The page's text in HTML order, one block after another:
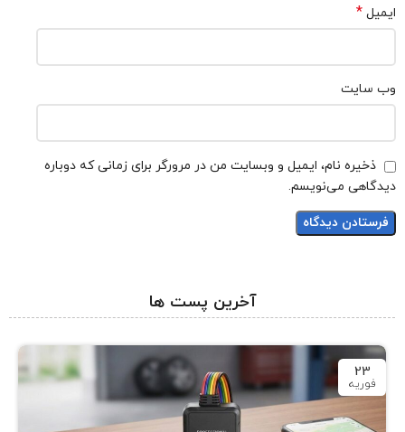
ایمیل *
وب‌ سایت
ذخیره نام، ایمیل و وبسایت من در مرورگر برای زمانی که دوباره
دیدگاهی می‌نویسم.
آخرین پست ها
23
فوریه